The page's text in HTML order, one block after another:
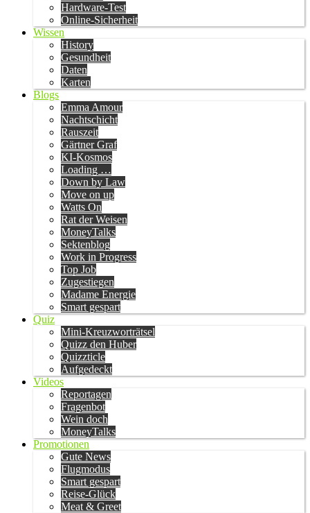
Hardware-Test
Online-Sicherheit
Wissen
History
Gesundheit
Daten
Karten
Blogs
Emma Amour
Nachtschicht
Rauszeit
Gärtner Graf
KI-Kosmos
Loading …
Down by Law
Move on up
Watts On
Rat der Weisen
MoneyTalks
Sektenblog
Work in Progress
Top Job
Zugestiegen
Madame Energie
Smart gespart
Quiz
Mini-Kreuzworträtsel
Quizz den Huber
Quizzticle
Aufgedeckt
Videos
Reportagen
Fragenbot
Wein doch
MoneyTalks
Promotionen
Gute News
Flugmodus
Smart gespart
Reise-Glück
Meat & Greet